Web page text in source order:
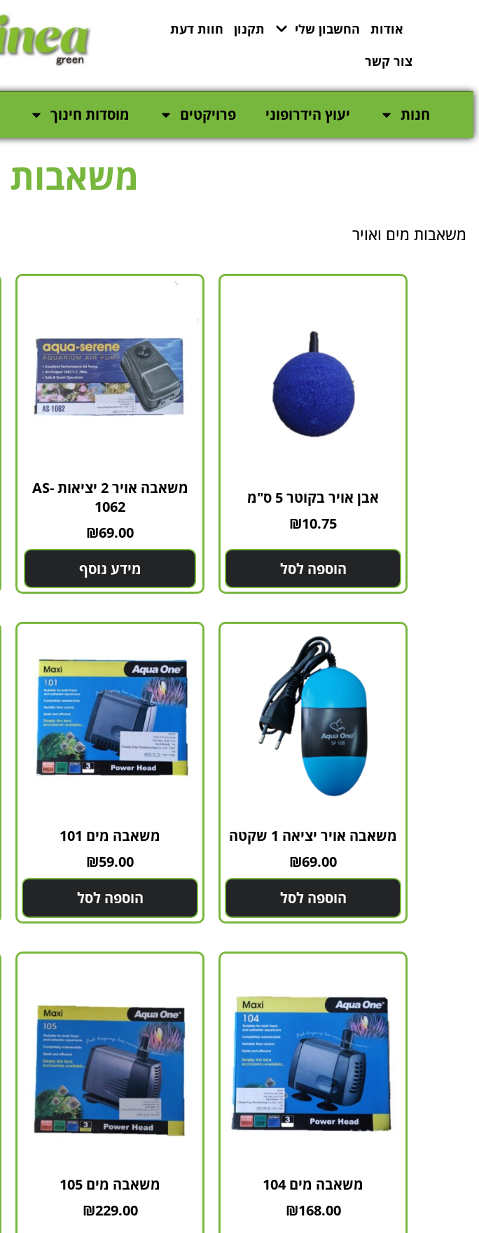
אודות החשבון שלי תקנון
חוות דעת
צור קשר
חנות יעוץ הידרופוני פרויקטים מוסדות חינוך
משאבות
משאבות מים ואויר
אבן אויר בקוטר 5 ס"מ
₪10.75
הוספה לסל
משאבה אויר 2 יציאות AS-
1062
₪69.00
מידע נוסף
משאבה אויר יציאה 1 שקטה
₪69.00
הוספה לסל
משאבה מים 101
₪59.00
הוספה לסל
משאבה מים 104
₪168.00
משאבה מים 105
₪229.00